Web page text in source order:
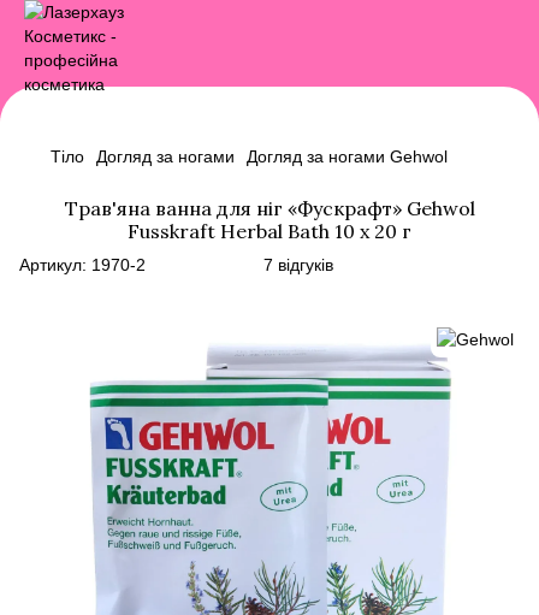
Тіло Догляд за ногами Догляд за ногами Gehwol
Трав'яна ванна для ніг «Фускрафт» Gehwol
Fusskraft Herbal Bath 10 x 20 г
Артикул: 1970-2 7 відгуків